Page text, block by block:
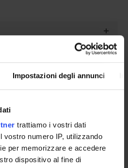
Impostazioni degli annunci
trattiamo i vostri dati
vostro numero IP, utilizzando
per memorizzare e accedere
dispositivo al fine di